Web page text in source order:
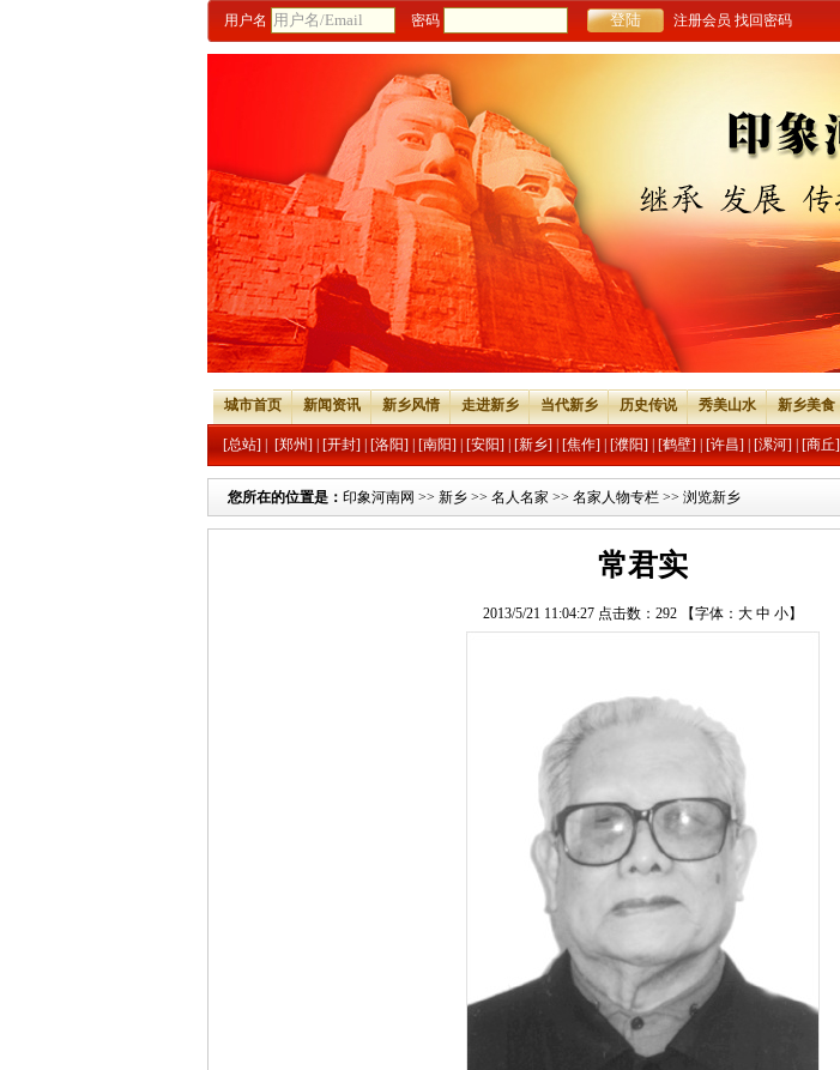
用户名 密码 注册会员 找回密码
城市首页 新闻资讯 新乡风情 走进新乡 当代新乡 历史传说 秀美山水 新乡美食
[总站] [郑州] [开封] [洛阳] [南阳] [安阳] [新乡] [焦作] [濮阳] [鹤壁] [许昌] [漯河] [商丘]
您所在的位置是： 印象河南网 >> 新乡 >> 名人名家 >> 名家人物专栏 >> 浏览新乡
常君实
2013/5/21 11:04:27 点击数： 292 【字体： 大 中 小】